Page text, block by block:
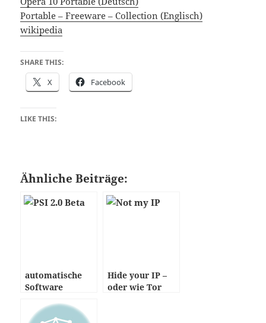
Portable – Freeware – Collection (Englisch)
wikipedia
SHARE THIS:
X Facebook
LIKE THIS:
Ähnliche Beiträge:
automatische
Software
Hide your IP –
oder wie Tor